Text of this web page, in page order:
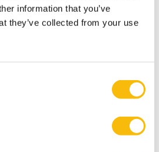
information that you’ve
they’ve collected from your use
ChangeLogic.
is het ontwikkelen van
methode die het werkveld
aan de Universiteit van
en de Mayo Clinic
VS). Later specialiseerde hij